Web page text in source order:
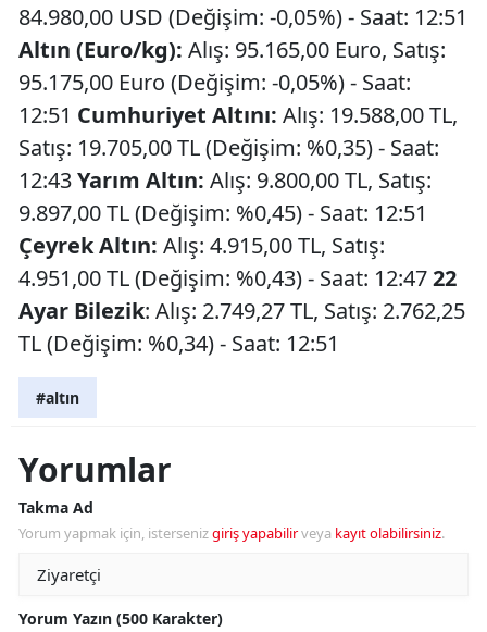
84.980,00 USD (Değişim: -0,05%) - Saat: 12:51
Altın (Euro/kg): Alış: 95.165,00 Euro, Satış:
95.175,00 Euro (Değişim: -0,05%) - Saat:
12:51 Cumhuriyet Altını: Alış: 19.588,00 TL,
Satış: 19.705,00 TL (Değişim: %0,35) - Saat:
12:43Yarım Altın: Alış: 9.800,00 TL, Satış:
9.897,00 TL (Değişim: %0,45) - Saat: 12:51
Çeyrek Altın: Alış: 4.915,00 TL, Satış:
4.951,00 TL (Değişim: %0,43) - Saat: 12:4722
Ayar Bilezik: Alış: 2.749,27 TL, Satış: 2.762,25
TL (Değişim: %0,34) - Saat: 12:51
#altın
Yorumlar
Takma Ad
Yorum yapmak için, istersenizgiriş yapabilirveya kayıt olabilirsiniz.
Yorum Yazın (500 Karakter)